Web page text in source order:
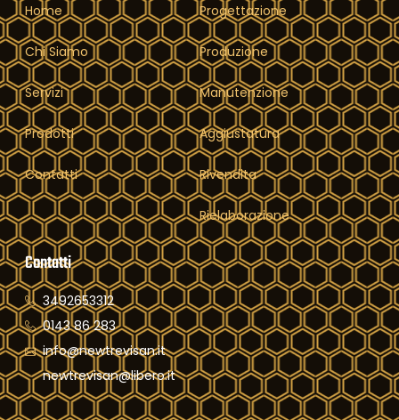
Home
Chi Siamo
Servizi
Prodotti
Contatti
Progettazione
Produzione
Manutenzione
Aggiustatura
Rivendita
Rielaborazione
Contatti
3492653312
0143 86 283
info@newtrevisan.it
newtrevisan@libero.it